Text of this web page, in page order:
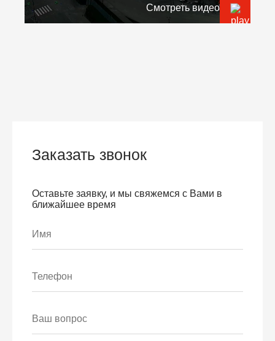
Смотреть видео
Заказать звонок
Оставьте заявку, и мы свяжемся с Вами в
ближайшее время